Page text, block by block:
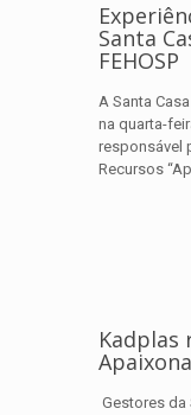
Santa
FEHOSP
A Santa
na quarta-
responsável
Recursos
Kadplas
Gestores da